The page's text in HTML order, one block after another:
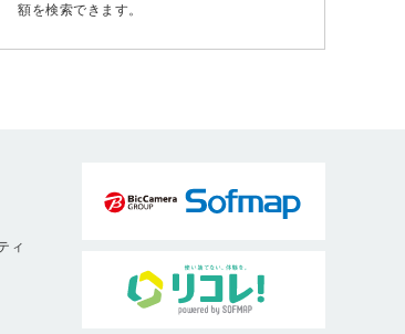
額を検索できます。
ィ